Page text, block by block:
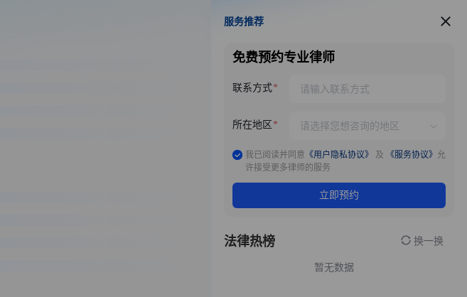
服务推荐
服务推荐
免费预约专业律师
联系方式
所在地区
我已阅读并同意 《用户隐私协议》 及 《服务协议》 允
许接受更多律师的服务
立即预约
法律热榜 换一换
暂无数据